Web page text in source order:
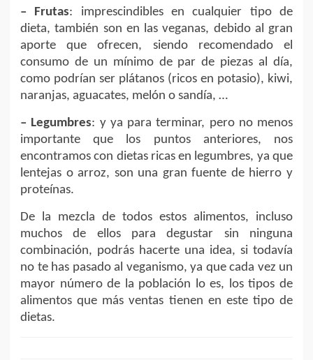
– Frutas: imprescindibles en cualquier tipo de
dieta, también son en las veganas, debido al gran
aporte que ofrecen, siendo recomendado el
consumo de un mínimo de par de piezas al día,
como podrían ser plátanos (ricos en potasio), kiwi,
naranjas, aguacates, melón o sandía, …
– Legumbres: y ya para terminar, pero no menos
importante que los puntos anteriores, nos
encontramos con dietas ricas en legumbres, ya que
lentejas o arroz, son una gran fuente de hierro y
proteínas.
De la mezcla de todos estos alimentos, incluso
muchos de ellos para degustar sin ninguna
combinación, podrás hacerte una idea, si todavía
no te has pasado al veganismo, ya que cada vez un
mayor número de la población lo es, los tipos de
alimentos que más ventas tienen en este tipo de
dietas.